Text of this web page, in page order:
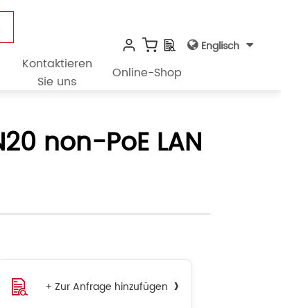
Kontaktieren
Sie uns
Online-Shop
Englisch
non-PoE LAN
+ Zur Anfrage hinzufügen ›